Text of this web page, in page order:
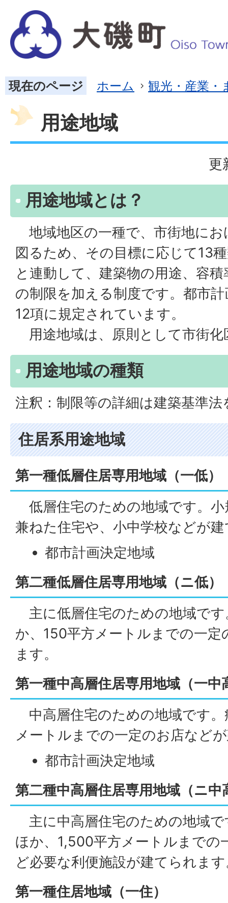
現在のページ ホーム 観光・産業・
用途地域
更
用途地域とは？
地域地区の一種で、市街地にお
図るため、その目標に応じて13
と連動して、建築物の用途、容
の制限を加える制度です。都市
12項に規定されています。
用途地域は、原則として市街化
用途地域の種類
注釈：制限等の詳細は建築基準
住居系用途地域
第一種低層住居専用地域（一低）
低層住宅のための地域です。
兼ねた住宅や、小中学校などが
都市計画決定地域
第二種低層住居専用地域（ニ低）
主に低層住宅のための地域で
か、150平方メートルまでの一
ます。
第一種中高層住居専用地域（一中
中高層住宅のための地域です
メートルまでの一定のお店など
都市計画決定地域
第二種中高層住居専用地域（ニ中
主に中高層住宅のための地域
ほか、1,500平方メートルまでの
ど必要な利便施設が建てられま
第一種住居地域（一住）